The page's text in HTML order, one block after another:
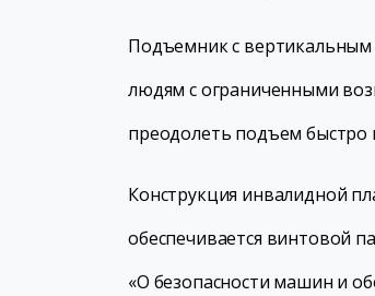
Подъемник с вертикальным
людям с ограниченными
преодолеть подъем
Конструкция инвалидной
обеспечивается винтовой
«О безопасности машин и